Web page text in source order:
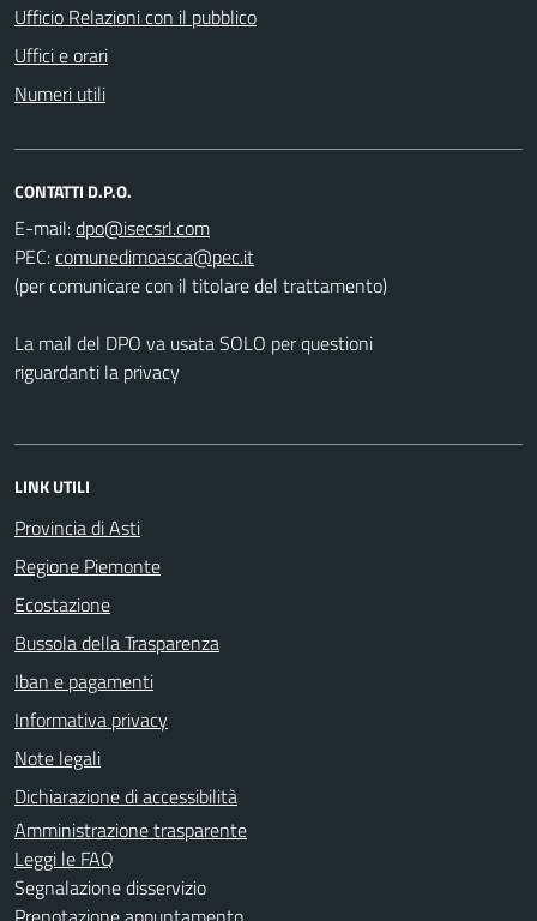
Ufficio Relazioni con il pubblico
Uffici e orari
Numeri utili
CONTATTI D.P.O.
E-mail:
PEC:
(per comunicare con il titolare del trattamento)
La mail del DPO va usata SOLO per questioni
riguardanti la privacy
LINK UTILI
Provincia di Asti
Regione Piemonte
Ecostazione
Bussola della Trasparenza
Iban e pagamenti
Informativa privacy
Note legali
Dichiarazione di accessibilità
Amministrazione trasparente
Leggi le FAQ
Segnalazione disservizio